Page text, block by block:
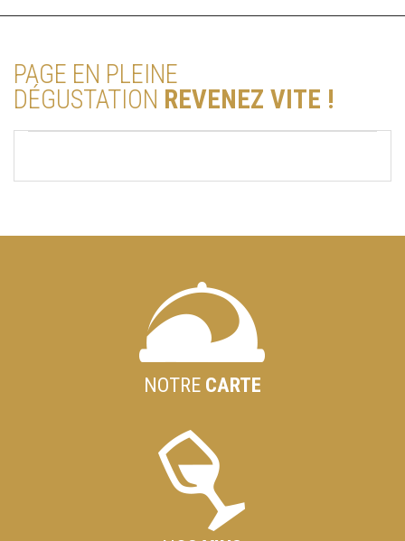
PAGE EN PLEINE
DÉGUSTATION REVENEZ VITE !
NOTRE CARTE